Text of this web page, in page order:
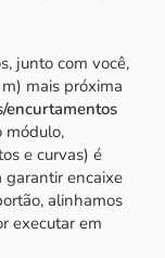
junto com você,
mais próxima
encurtamentos
módulo,
e curvas) é
garantir encaixe
alinhamos
executar em